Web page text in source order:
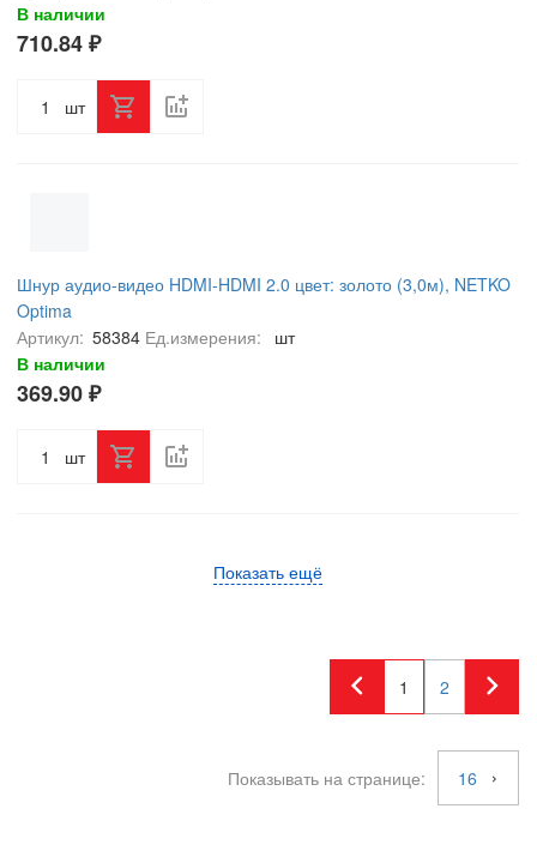
В наличии
710.84 ₽
шт
Шнур аудио-видео HDMI-HDMI 2.0 цвет: золото (3,0м), NETKO
Optima
Артикул: 58384 Ед.измерения:
шт
В наличии
369.90 ₽
шт
Показать ещё
1 2
Показывать на странице: 16